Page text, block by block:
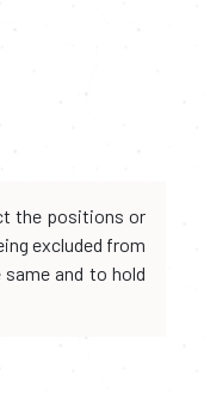
the positions or
excluded from
and to hold